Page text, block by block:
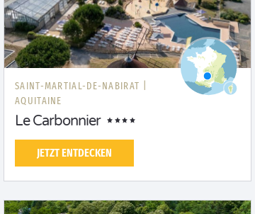
SAINT-MARTIAL-DE-NABIRAT |
AQUITAINE
Le Carbonnier
JETZT ENTDECKEN